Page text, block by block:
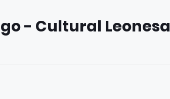
- Cultural Leonesa